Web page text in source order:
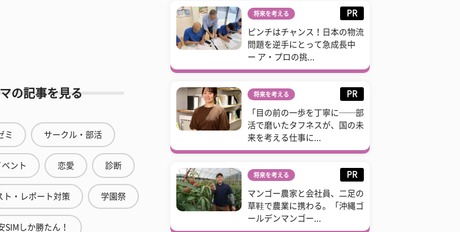
の記事を見る
ミ サークル・部活
ント 恋愛 診断
ト・レポート対策 学園祭
SIMしか勝たん！
将来を考える PR
ピンチはチャンス！日本の物流
問題を逆手にとって急成長中
ー ア・プロの挑...
将来を考える PR
「目の前の一歩を丁寧に──部
活で磨いたタフネスが、国の未
来を考える仕事に...
将来を考える PR
マンゴー農家と会社員、二足の
草鞋で農業に携わる。「沖縄ゴ
ールデンマンゴー...